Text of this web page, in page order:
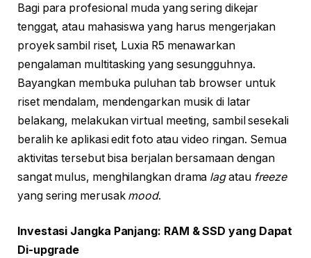
Bagi para profesional muda yang sering dikejar
tenggat, atau mahasiswa yang harus mengerjakan
proyek sambil riset, Luxia R5 menawarkan
pengalaman multitasking yang sesungguhnya.
Bayangkan membuka puluhan tab browser untuk
riset mendalam, mendengarkan musik di latar
belakang, melakukan virtual meeting, sambil sesekali
beralih ke aplikasi edit foto atau video ringan. Semua
aktivitas tersebut bisa berjalan bersamaan dengan
sangat mulus, menghilangkan drama lagatau freeze
yang sering merusak mood.
Investasi Jangka Panjang: RAM & SSD yang Dapat
Di-upgrade